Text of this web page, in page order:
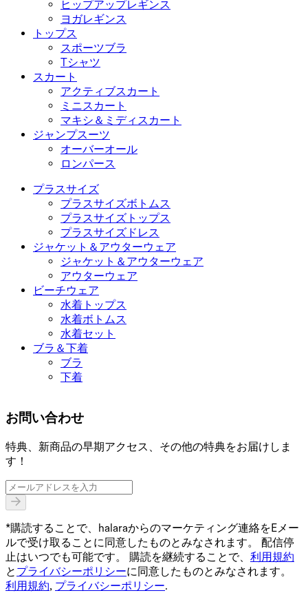
ヒップアップレギンス
ヨガレギンス
トップス
スポーツブラ
Tシャツ
スカート
アクティブスカート
ミニスカート
マキシ＆ミディスカート
ジャンプスーツ
オーバーオール
ロンパース
プラスサイズ
プラスサイズボトムス
プラスサイズトップス
プラスサイズドレス
ジャケット＆アウターウェア
ジャケット＆アウターウェア
アウターウェア
ビーチウェア
水着トップス
水着ボトムス
水着セット
ブラ＆下着
ブラ
下着
お問い合わせ
特典、新商品の早期アクセス、その他の特典をお届けしま
す！
*購読することで、halaraからのマーケティング連絡をEメー
ルで受け取ることに同意したものとみなされます。 配信停
止はいつでも可能です。 購読を継続することで、 利用規約
と プライバシーポリシーに同意したものとみなされます。
利用規約, プライバシーポリシー.